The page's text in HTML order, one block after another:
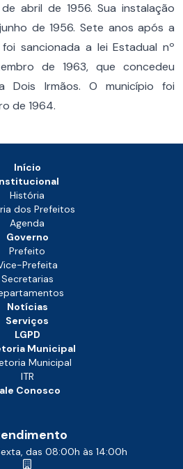
abril de 1956. Sua instalação
de 1956. Sete anos após a
sancionada a lei Estadual nº
de 1963, que concedeu
Dois Irmãos. O município foi
de 1964.
Início
História
dos Prefeitos
Agenda
Governo
Prefeito
Prefeita
Secretarias
Notícias
Serviços
LGPD
Municipal
Municipal
ITR
Conosco
das 08:00h às 14:00h